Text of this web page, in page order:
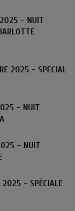
2025 - NUIT
2025 - SPECIAL
- NUIT
- NUIT
2025 - SPÉCIALE